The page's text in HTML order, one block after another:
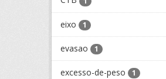
eixo 1
evasao 1
excesso-de-peso 1